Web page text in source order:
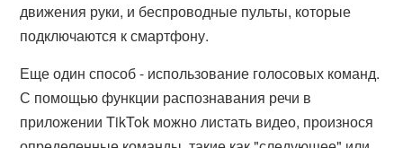
движения руки, и беспроводные пульты, которые
подключаются к смартфону.
Еще один способ - использование голосовых команд.
С помощью функции распознавания речи в
приложении TikTok можно листать видео, произнося